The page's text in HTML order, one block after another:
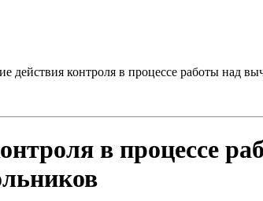
действия контроля в процессе работы над
в процессе